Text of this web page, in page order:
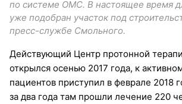
по системе ОМС. В настоящее время
уже подобран участок под
пресс-службе Смольного.
Действующий Центр протонной
открылся осенью 2017 года, к
пациентов приступил в феврале 2018
за два года там прошли лечение 220